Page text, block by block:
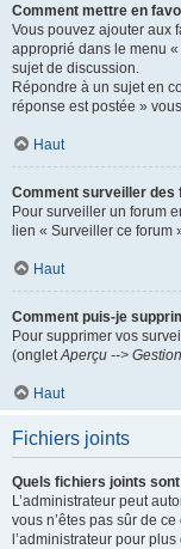
Comment mettre en
Vous pouvez ajouter aux
approprié dans le menu
sujet de discussion.
Répondre à un sujet en
réponse est postée »
Haut
Comment surveiller des
Pour surveiller un forum
lien « Surveiller ce forum
Haut
Comment puis-je
Pour supprimer vos
(ongletAperçu -->
Haut
Fichiers joints
Quels fichiers joints
L’administrateur peut
vous n’êtes pas sûr de
l’administrateur pour plus